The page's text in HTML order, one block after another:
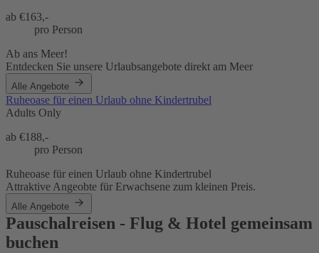
ab €163,-
pro Person
Ab ans Meer!
Entdecken Sie unsere Urlaubsangebote direkt am Meer
Alle Angebote
Ruheoase für einen Urlaub ohne Kindertrubel
Adults Only
ab €188,-
pro Person
Ruheoase für einen Urlaub ohne Kindertrubel
Attraktive Angeobte für Erwachsene zum kleinen Preis.
Alle Angebote
Pauschalreisen - Flug & Hotel gemeinsam
buchen